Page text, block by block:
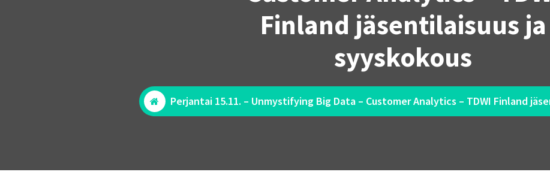
Finland jäsentilaisuus ja
syyskokous
Perjantai 15.11. – Unmystifying Big Data – Customer Analytics – TDWI Finland